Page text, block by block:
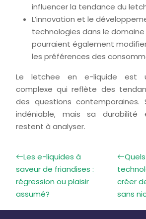
influencer la tendance du
L’innovation et le
technologies dans le
pourraient également
les préférences des
Le letchee en e-liquide est
complexe qui reflète des
des questions contemporaines.
indéniable, mais sa
restent à analyser.
Les e-liquides à
saveur de friandises :
régression ou plaisir
assumé?
créer
sans